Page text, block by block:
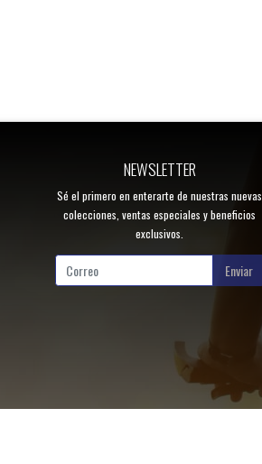
NEWSLETTER
Sé el primero en enterarte de nuestras nuevas
colecciones, ventas especiales y beneficios
exclusivos.
Enviar